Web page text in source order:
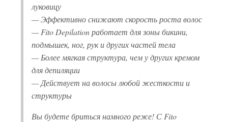
луковицу
— Эффективно снижают скорость роста волос
— Fito Depilation работает для зоны бикини,
подмышек, ног, рук и других частей тела
— Более мягкая структура, чем у других кремом
для депиляции
— Действует на волосы любой жесткости и
структуры
Вы будете бриться намного реже! С Fito